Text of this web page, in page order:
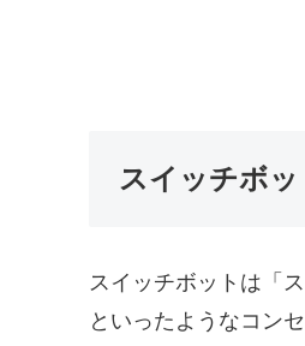
スイッチボ
スイッチボットは「
といったようなコン